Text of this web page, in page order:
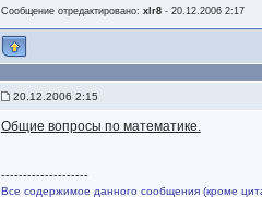
Сообщение отредактировано: xlr8- 20.12.2006 2:17
20.12.2006 2:15
Общие вопросы по математике.
--------------------
Все содержимое данного сообщения (кроме